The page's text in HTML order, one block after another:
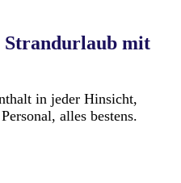
Strandurlaub mit
in jeder Hinsicht,
alles bestens.